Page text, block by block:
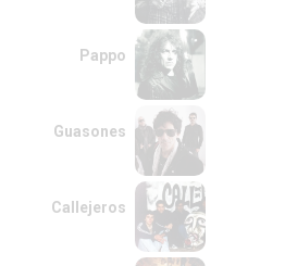
Pappo
Guasones
Callejeros